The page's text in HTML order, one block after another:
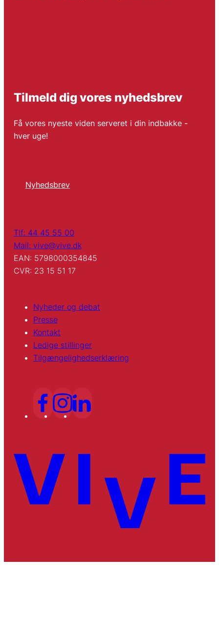
Tilmeld dig vores nyhedsbrev
Få vores nyeste viden serveret i din indbakke -
hver uge!
Nyhedsbrev
Tlf: 44 45 55 00
Mail: vive@vive.dk
EAN: 5798000354845
CVR: 23 15 51 17
Nyheder og debat
Presse
Kontakt
Ledige stillinger
Tilgængelighedserklæring